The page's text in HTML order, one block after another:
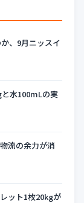
、9月ニッスイ
水100mLの実
流の余力が消
ット1枚20kgが